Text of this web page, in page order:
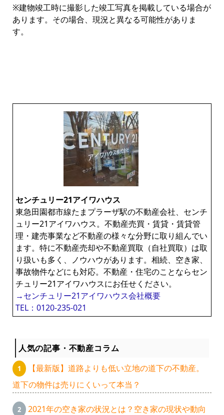
※建物竣工時に撮影した竣工写真を掲載している場合が
あります。その場合、現況と異なる可能性がありま
す。
センチュリー21アイワハウス
東急田園都市線たまプラーザ駅の不動産会社、センチ
ュリー21アイワハウス。不動産売買・賃貸・賃貸管
理・建売事業など不動産の様々な分野に取り組んでい
ます。特に不動産売却や不動産買取（自社買取）は取
り扱いも多く、ノウハウがあります。相続、空き家、
事故物件などにも対応。不動産・住宅のことならセン
チュリー21アイワハウスにお任せください。
→センチュリー21アイワハウス会社概要
TEL：0120-235-021
人気の記事・不動産コラム
【最新版】道路よりも低い立地の道下の不動産。
道下の物件は売りにくいって本当？
2021年の空き家の状況とは？空き家の現状や動向